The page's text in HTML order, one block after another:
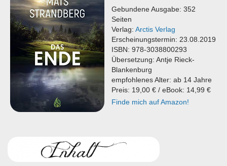
Gebundene Ausgabe: 352
Seiten
Verlag: Arctis Verlag
Erscheinungstermin: 23.08.2019
ISBN: 978-3038800293
Übersetzung: Antje Rieck-
Blankenburg
empfohlenes Alter: ab 14 Jahre
Preis: 19,00 € / eBook: 14,99 €
Finde mich auf Amazon!